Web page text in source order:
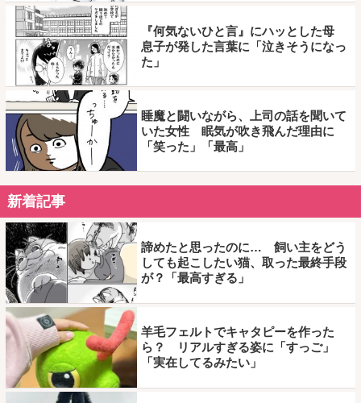
『何気ないひと言』にハッとした母
息子が発した言葉に「泣きそうになっ
た」
睡魔と闘いながら、上司の話を聞いて
いた女性 眠気が吹き飛んだ理由に
「笑った」「最高」
新着記事
諦めたと思ったのに… 飼い主をどう
しても起こしたい猫、取った最終手段
が？「最高すぎる」
羊毛フェルトでキャタピーを作った
ら？ リアルすぎる姿に「すっご」
「実在してるみたい」